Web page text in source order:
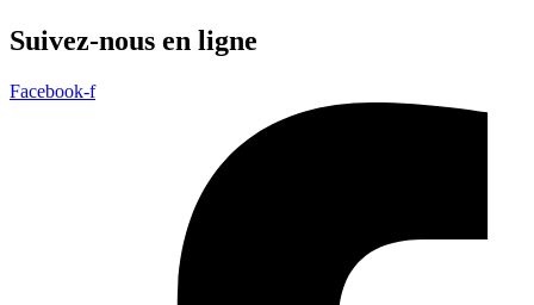
Suivez-nous en ligne
Facebook-f